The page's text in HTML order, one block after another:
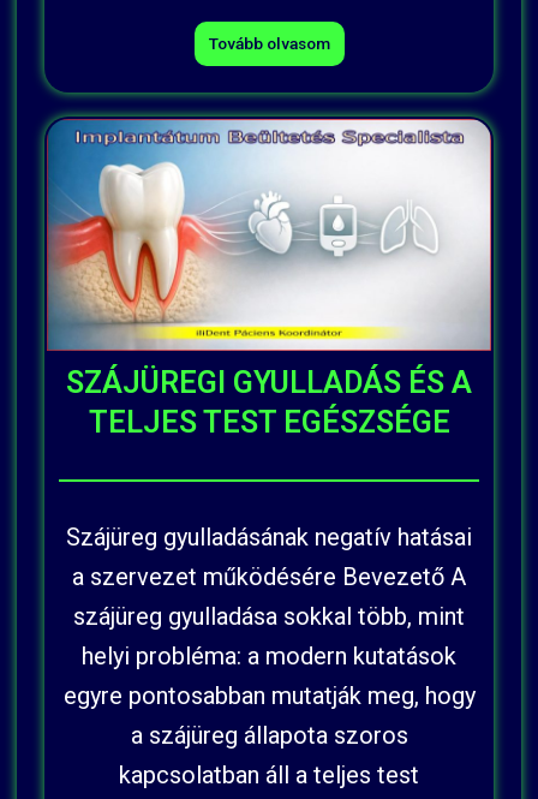
Tovább olvasom
SZÁJÜREGI GYULLADÁS ÉS A
TELJES TEST EGÉSZSÉGE
Szájüreg gyulladásának negatív hatásai
a szervezet működésére Bevezető A
szájüreg gyulladása sokkal több, mint
helyi probléma: a modern kutatások
egyre pontosabban mutatják meg, hogy
a szájüreg állapota szoros
kapcsolatban áll a teljes test